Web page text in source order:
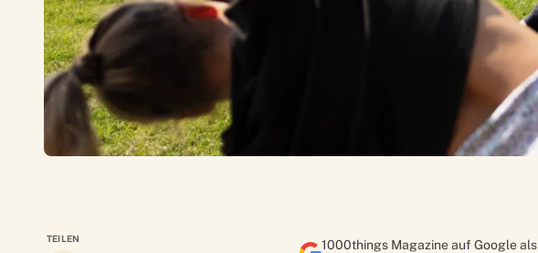
TEILEN
1000things Magazine auf Google als